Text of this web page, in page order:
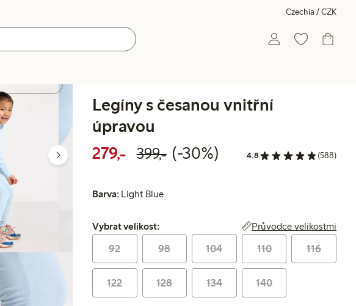
Czechia / CZK
Legíny s česanou vnitřní
úpravou
279,- Snížená cena: 279,00 Kč
399,-Běžná cena: 399,00 Kč
30% sleva
(-30%) 4.8 (588)
Barva: Light Blue
Vybrat velikost:
Vybrat velikost: Průvodce velikostmi
92 98 104 110 116
122 128 134 140